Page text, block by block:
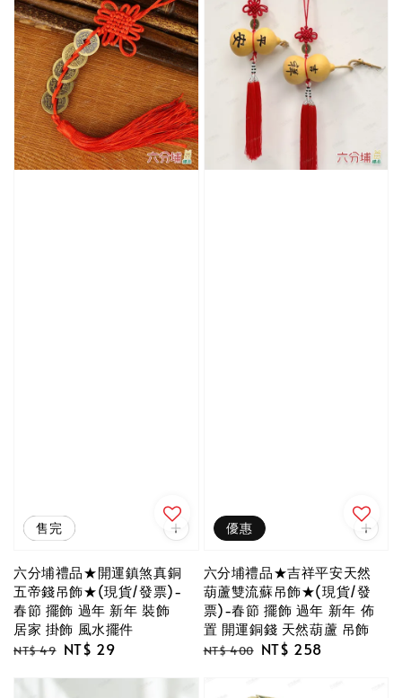
優惠
售完
六分埔禮品★開運鎮煞真銅
五帝錢吊飾★(現貨/發票)-
春節 擺飾 過年 新年 裝飾
居家 掛飾 風水擺件
Regular
NT$ 49 Sale
NT$ 29
優惠
六分埔禮品★吉祥平安天然
葫蘆雙流蘇吊飾★(現貨/發
票)-春節 擺飾 過年 新年 佈
置 開運銅錢 天然葫蘆 吊飾
Regular
NT$ 400 Sale
NT$ 258